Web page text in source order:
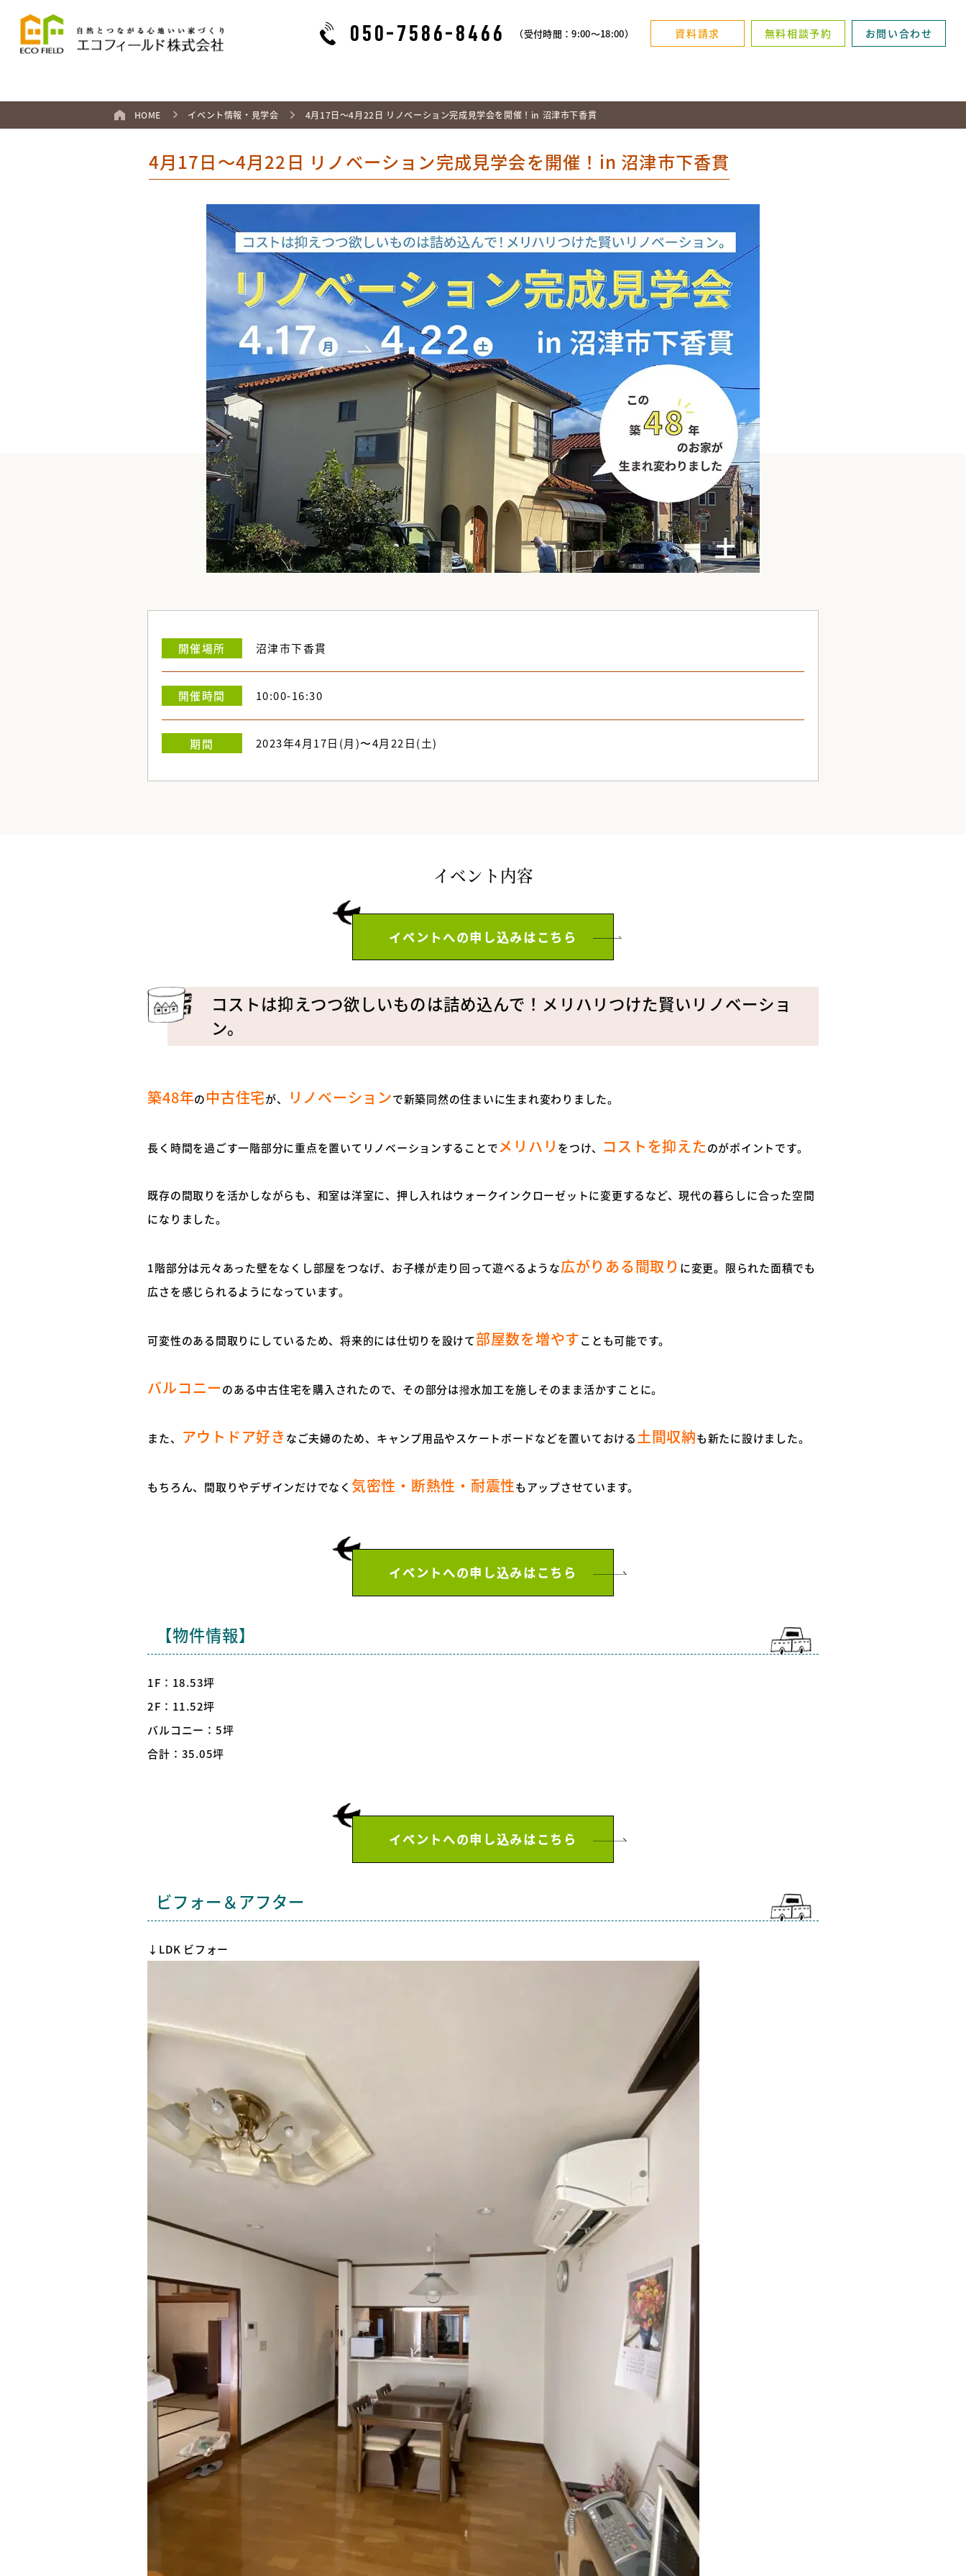
050-7586-8466 （受付時間：9:00～18:00） 資料請求 無料相談予約 お問い合わせ
HOME イベント情報・見学会 4月17日～4月22日 リノベーション完成見学会を開催！in 沼津市下香貫
4月17日～4月22日 リノベーション完成見学会を開催！in 沼津市下香貫
開催場所 沼津市下香貫
開催時間 10:00-16:30
期間 2023年4月17日(月)〜4月22日(土)
イベント内容
イベントへの申し込みはこちら
コストは抑えつつ欲しいものは詰め込んで！メリハリつけた賢いリノベーショ
ン。
築48年の中古住宅が、 リノベーションで新築同然の住まいに生まれ変わりました。
長く時間を過ごす一階部分に重点を置いてリノベーションすることでメリハリ をつけ、 コストを抑えたのがポイントです。
既存の間取りを活かしながらも、和室は洋室に、押し入れはウォークインクローゼットに変更するなど、現代の暮らしに合った空間
になりました。
1階部分は元々あった壁をなくし部屋をつなげ、お子様が走り回って遊べるような広がりある間取り に変更。限られた面積でも
広さを感じられるようになっています。
可変性のある間取りにしているため、将来的には仕切りを設けて部屋数を増やすことも可能です。
バルコニーのある中古住宅を購入されたので、その部分は撥水加工を施しそのまま活かすことに。
また、 アウトドア好きなご夫婦のため、キャンプ用品やスケートボードなどを置いておける土間収納も新たに設けました。
もちろん、間取りやデザインだけでなく 気密性・断熱性・耐震性もアップさせています。
イベントへの申し込みはこちら
【物件情報】
1F：18.53坪
2F：11.52坪
バルコニー：5坪
合計：35.05坪
イベントへの申し込みはこちら
ビフォー＆アフター
↓LDK ビフォー